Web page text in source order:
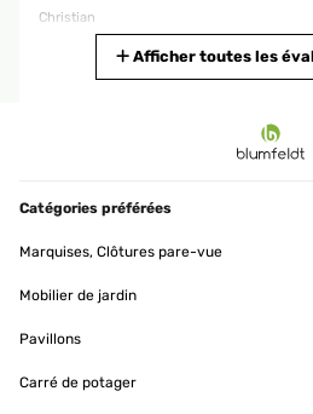
Christian
Afficher toutes les
Catégories préférées
Marquises, Clôtures pare-vue
Mobilier de jardin
Pavillons
Carré de potager